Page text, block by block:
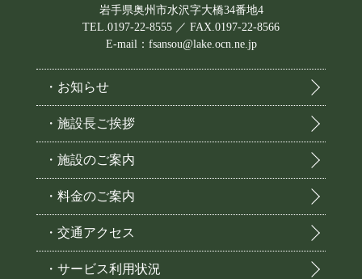
岩手県奥州市水沢字大橋34番地4
TEL.0197-22-8555 ／ FAX.0197-22-8566
E-mail：fsansou@lake.ocn.ne.jp
・お知らせ
・施設長ご挨拶
・施設のご案内
・料金のご案内
・交通アクセス
・サービス利用状況